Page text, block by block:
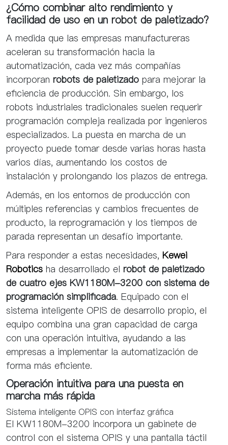
¿Cómo combinar alto rendimiento y
facilidad de uso en un robot de paletizado?
A medida que las empresas manufactureras
aceleran su transformación hacia la
automatización, cada vez más compañías
incorporan robots de paletizado para mejorar la
eficiencia de producción. Sin embargo, los
robots industriales tradicionales suelen requerir
programación compleja realizada por ingenieros
especializados. La puesta en marcha de un
proyecto puede tomar desde varias horas hasta
varios días, aumentando los costos de
instalación y prolongando los plazos de entrega.
Además, en los entornos de producción con
múltiples referencias y cambios frecuentes de
producto, la reprogramación y los tiempos de
parada representan un desafío importante.
Para responder a estas necesidades, Kewei
Robotics ha desarrollado el robot de paletizado
de cuatro ejes KW1180M-3200 con sistema de
programación simplificada. Equipado con el
sistema inteligente OPIS de desarrollo propio, el
equipo combina una gran capacidad de carga
con una operación intuitiva, ayudando a las
empresas a implementar la automatización de
forma más eficiente.
Operación intuitiva para una puesta en
marcha más rápida
Sistema inteligente OPIS con interfaz gráfica
El KW1180M-3200 incorpora un gabinete de
control con el sistema OPIS y una pantalla táctil